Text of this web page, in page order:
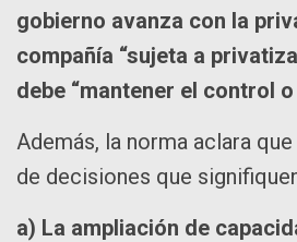
gobierno avanza con la
compañía “sujeta a
debe “mantener el control
Además, la norma aclara
de decisiones que
a) La ampliación de